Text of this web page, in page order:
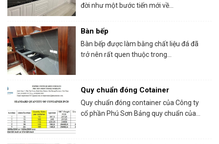
đời như một bước tiến mới về...
Bàn bếp
Bàn bếp được làm bằng chất liệu đá đã
trở nên rất quen thuộc trong...
Quy chuẩn đóng Cotainer
Quy chuẩn đóng container của Công ty
cổ phần Phú Sơn Bảng quy chuẩn của...